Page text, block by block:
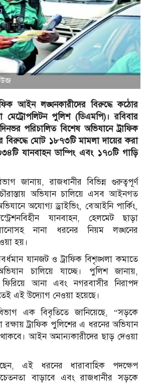
আইন লঙ্ঘনকারীদের বিরুদ্ধে কঠোর
মেট্রোপলিটন পুলিশ (ডিএমপি)। রবিবার
পরিচালিত বিশেষ অভিযানে ট্রাফিক
বিরুদ্ধে মোট ১৮৭৩টি মামলা দায়ের করা
যানবাহন ডাম্পিং এবং ১৭০টি গাড়ি
জানায়, রাজধানীর বিভিন্ন গুরুত্বপূর্ণ
অভিযান চালিয়ে এসব আইনগত
অযোগ্য ড্রাইভিং, বেআইনি পার্কিং,
যানবাহন, হেলমেট ছাড়া
নানা ধরনের নিয়ম লঙ্ঘনের
হয়।
যানজট ও ট্রাফিক বিশৃঙ্খলা কমাতে
চালিয়ে যাচ্ছে। পুলিশ জানায়,
ফিরিয়ে আনা এবং নগরবাসীর নিরাপদ
এই উদ্যোগ নেওয়া হয়েছে।
এক বিবৃতিতে জানিয়েছে, “সড়কে
রক্ষায় ট্রাফিক পুলিশের এ ধরনের অভিযান
আইন অমান্যকারীদের ছাড় দেওয়া
এই ধরনের ধারাবাহিক পদক্ষেপ
বাড়াবে এবং রাজধানীর সড়কে